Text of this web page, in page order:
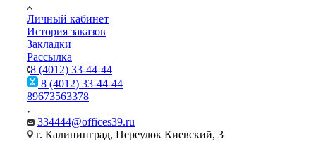
Личный кабинет
История заказов
Закладки
Рассылка
8 (4012) 33-44-44
8 (4012) 33-44-44
89673563378
334444@offices39.ru
г. Калининград, Переулок Киевский, 3